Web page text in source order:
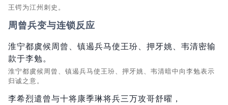
王锷为江州刺史。
周曾兵变与连锁反应
淮宁都虞候周曾、镇遏兵马使王玢、押牙姚、韦清密输
款于李勉。
淮宁都虞候周曾、镇遏兵马使王玢、押牙姚、韦清暗中向李勉表示
归诚之意。
李希烈遣曾与十将康季琳将兵三万攻哥舒曜，